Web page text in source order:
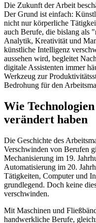
Die Zukunft der Arbeit
Der Grund ist einfach:
nicht nur körperliche
auch Berufe, die bislang als
Analytik, Kreativität und
künstliche Intelligenz
aussehen wird, begleitet
digitale Assistenten immer
Werkzeug zur
Bedrohung für den
Wie
verändert haben
Die Geschichte des
Verschwinden von Berufen
Mechanisierung im 19.
Automatisierung im 20.
Tätigkeiten, Computer und
grundlegend. Doch keine
verschwinden.
Mit Maschinen und
handwerkliche Berufe,